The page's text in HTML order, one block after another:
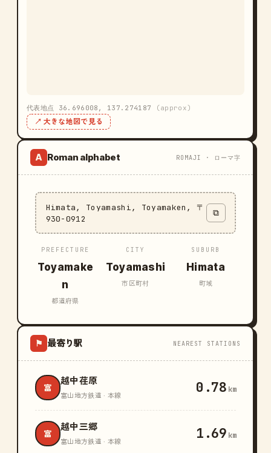
代表地点 36.696008, 137.274187 (approx)
↗ 大きな地図で見る
A Roman alphabet ROMAJI · ローマ字
Himata, Toyamashi, Toyamaken, 〒
930-0912
⧉
PREFECTURE
Toyamake
n
都道府県
CITY
Toyamashi
市区町村
SUBURB
Himata
町域
⚑ 最寄り駅 NEAREST STATIONS
富
越中荏原
富山地方鉄道 · 本線 0.78 km
富
越中三郷
富山地方鉄道 · 本線 1.69 km